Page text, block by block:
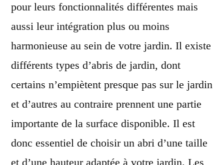
pour leurs fonctionnalités différentes mais
aussi leur intégration plus ou moins
harmonieuse au sein de votre jardin. Il existe
différents types d’abris de jardin, dont
certains n’empiètent presque pas sur le jardin
et d’autres au contraire prennent une partie
importante de la surface disponible. Il est
donc essentiel de choisir un abri d’une taille
et d’une hauteur adaptée à votre jardin. Les